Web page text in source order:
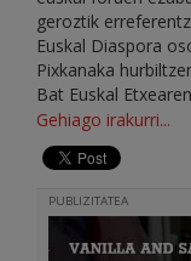
geroztik
Euskal Diaspora
Pixkanaka
Bat Euskal
Gehiago irakurri...
PUBLIZITATEA